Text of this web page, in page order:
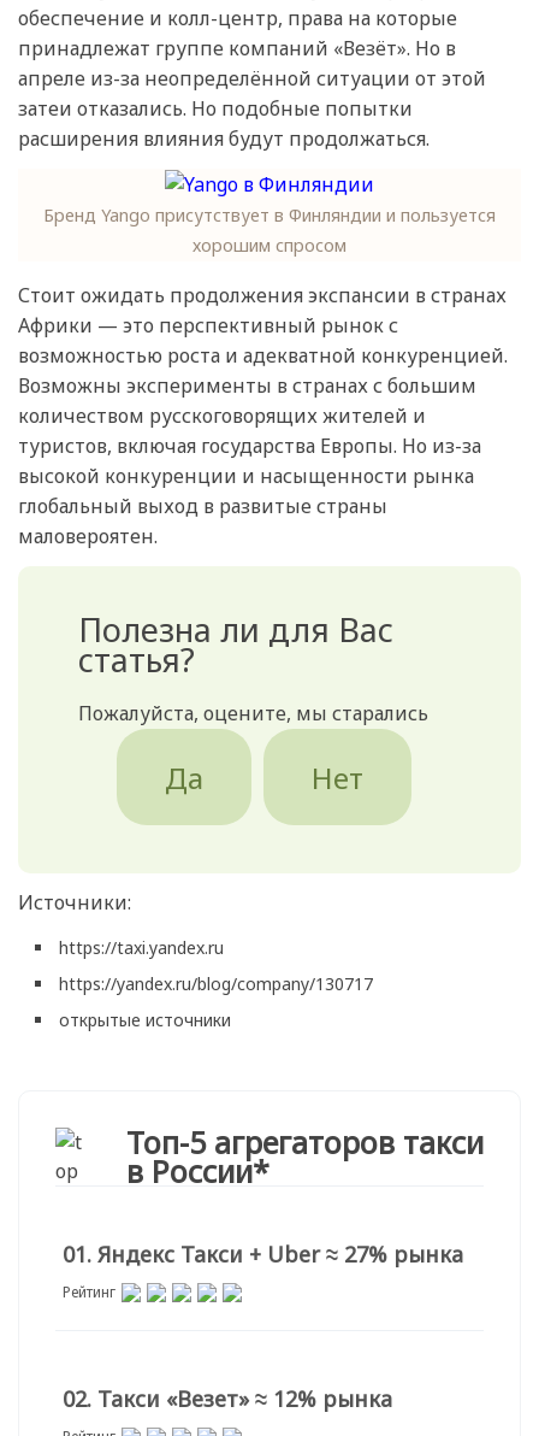
обеспечение и колл-центр, права на которые
принадлежат группе компаний «Везёт». Но в
апреле из-за неопределённой ситуации от этой
затеи отказались. Но подобные попытки
расширения влияния будут продолжаться.
Бренд Yango присутствует в Финляндии и пользуется
хорошим спросом
Стоит ожидать продолжения экспансии в странах
Африки — это перспективный рынок с
возможностью роста и адекватной конкуренцией.
Возможны эксперименты в странах с большим
количеством русскоговорящих жителей и
туристов, включая государства Европы. Но из-за
высокой конкуренции и насыщенности рынка
глобальный выход в развитые страны
маловероятен.
Полезна ли для Вас
статья?
Пожалуйста, оцените, мы старались
Да Нет
Источники:
https://taxi.yandex.ru
https://yandex.ru/blog/company/130717
открытые источники
Топ-5 агрегаторов такси
в России*
01. Яндекс Такси + Uber ≈ 27% рынка
Рейтинг
02. Такси «Везет» ≈ 12% рынка